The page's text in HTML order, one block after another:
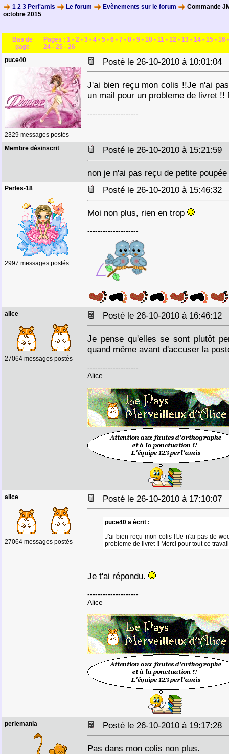
1 2 3 Perl'amis Le forum Evènements sur le forum
Commande
octobre 2015
Bas de
page
Pages : 1 - 2 - 3 - 4 - 5 - 6 - 7 - 8 - 9 - 10 - 11 - 12 - 13 - 14 - 15 - 16
24 - 25 - 26
puce40
2329 messages postés
Posté le 26-10-2010 à 10:01:04
J'ai bien reçu mon colis !!Je n'ai
un mail pour un probleme de livret
--------------------
Membre désinscrit Posté le 26-10-2010 à 15:21:59
non je n'ai pas reçu de petite
Perles-18
2997 messages postés
Posté le 26-10-2010 à 15:46:32
Moi non plus, rien en trop
--------------------
alice
27064 messages postés
Posté le 26-10-2010 à 16:46:12
Je pense qu'elles se sont plutôt
quand même avant d'accuser la
--------------------
Alice
alice
27064 messages postés
Posté le 26-10-2010 à 17:10:07
puce40 a écrit :
J'ai bien reçu mon colis !!Je n'ai pas de
probleme de livret !! Merci pour tout ce
Je t'ai répondu.
--------------------
Alice
perlemania Posté le 26-10-2010 à 19:17:28
Pas dans mon colis non plus.